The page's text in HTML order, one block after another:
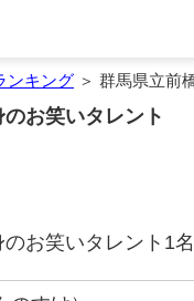
ンキング ＞ 群馬県立前
お笑いタレント
お笑いタレント1名